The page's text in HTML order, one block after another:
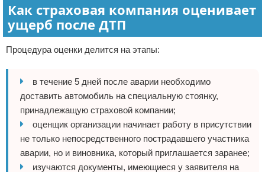
Как страховая компания оценивает
ущерб после ДТП
Процедура оценки делится на этапы:
в течение 5 дней после аварии необходимо
доставить автомобиль на специальную стоянку,
принадлежащую страховой компании;
оценщик организации начинает работу в присутствии
не только непосредственного пострадавшего участника
аварии, но и виновника, который приглашается заранее;
изучаются документы, имеющиеся у заявителя на